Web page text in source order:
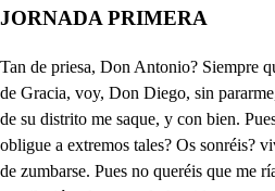
JORNADA PRIMERA
Tan de priesa, Don Antonio? Siempre que paso esta calle del Caballero de Gracia, voy, Don Diego, sin pararme, pidiéndole a Dios, que presto de su distrito me saque, y con bien. Pues qué hay en ella, que os obligue a extremos tales? Os sonréis? vive Cristo, que es buen medo de zumbarse. Pues no queréis que me ría, de que os tenga tan cobarde una ilusión, de que solo ha sido somento fácil una chanza? . Señor mío, esas chanzas, con su padre; que aunque yo a Don Juan de Espina, sabiendo la amistad, grande, que tenéis con él, ansioso de conocerle, y tratarle, d. . pedí, que me le mostraráis, no fue para que lograse burlarse de mí, ejerciendo sus buenas habilidades conmigo, con que ha seis que espiritado me trae: y así, cuando me es preciso por la puerta de la calle de su casa pasar, voy como en un Corpos, un Sastre. a quien esperan catence, y son las dos de la tarde. Por vida de la sarten, en que se guisó el potaje primero, que comió Adán, que es vergüenza confesarle miedo a esta porquerigüela: hay más que cis, zas, y darle, si prosigue, y dicho y hecho, gorí, gorí, y hiquí, naque? Oyes, no seas hablador. Había él de columpiarle con los del Andalucia mi patria, que en dos tumbantes de puñó, Dominus tecum, alesvya, y quintín pacís. Con efecto Don Antonio, vos tenéis respeto grande a Don Juan de Espina? . Amigo, si hemos de decir verdades, no es respeto, si no miedo, tamaño como un Gigante. Pues no sabéis que sus burlas son sin ofensa de nadie, que pudiéndose valer, para sus hechos, del Arte de la Magia, en que lograra sus fines particulares, jamás lo intentó, antes obra con rectitud tan notable, que para ninguna acción, que no sea muy julla hace demostración de las ciencias, que le adernan admirables? De quienes habiendo hecho, quien puede, ejecto examen, no han hallado, que se mazcle con el más leve carecter de inconveniente, y que solo por entretenerse, y darles que reír a sus amagos, obra sus curiosidades. Todo eso es así; mas sea curioso con quien gustare, como no sea conmigo. Lo mejor era cascarle, no lo digo? . Y qué diréis, sabiendo que la otra tarde, en casa de Laura bella, porque ella que le llevase me pidió, estuvo conmigo, y ya no saben hallarse sin él? . Diré, que el demonio os tienta con disparates, que os saldrán presto a la cara; y que un lindo medio hallasteis, para que yo a Serafina, ni la oiga, ni la hable. Por qué? . Porque es su vecina, y yo no quiero encontrarme con ese hombre aún en el Cielo, cuanto más en otra parte. Ya lo miraréis mejar: Más abajo, a tres portales, del Caballero de Gracia: Paisanos, mui buenas tardes. Guardeos Dios: extraña entrada! Soldadón extravagante! . Me sabréis decir adonde vive por estos parajes un grandísimo embustero: Él es, según las señales. Que llaman Don Juan de Espinas Antes que el sitio os declare; por qué le venís buscando por esas señas? . Se os hace mucho? pues sabed, que tengo un amigo mío en Flandes, que es el dueño de la casa, en que vive ese vergante: tiéneme dado el peder para cobrar, y enviarle los alquileres; y habiendo. cobrado la mayor parte, por un resto, con este hombre, ciertos dares, y tomares tuve, y desde el mismo día, habrendo vuelto a buscarle, se me ha ido con casa, y todo. 2. Qué decís? . Que estoy un áspid hecho con él, pues cien veces, que he venido a preguntarle por el dinero, no encuentro con la puerta de la calle; antes hallo diferentes, y exquisitas vecindades donde la casa caía: Tienda de acerte, y vinagre es una vez otra Imprenta, otra es Mesón de Estudiantes, Taberna, Pasteleria, Betica, Escuela: y no obstante, el otro día a una puerta, que me pareció la de antes, estuve dando aldabadas, y veo salir un Fraile, que me dice. Qué hay, hermano? qué necesidad le trae? llama para bien morir? Yo repáreme al instante, y me hallé en San Bernardino, tirando, dale, que dale, de una campaña, que yo vi, que era aldaba a dos haces, Enfadáronse, y me echaron, y me vine hecho un vinagre. Con que mi correspondiente, escribiéndome, que trate de darle este pliego, temo, que la casa se me escape, y pregunto, como sí yo donde cae ignorase. Qué os parece de este cuento? Que es una maldad, que trate así a quien cobra su hacienda, y que las celebridades echan a perder a este hombre. Chirlo es mí voto, y almagre: no saldré de esto. . Tened, la diligencia lograsteis, que Don Juan de Espina llega. Adiós. Qué hacéis? . Escaparme. No, que habéis de hablarle, y verle, Don Antonio, y abrazarle. Vive Cristo. Caballeros? Señor Don Juan? Dios os guarde. Cómo me libre de ti, contento estor. Qué hay, Compadre? Lo que usted quiere que aiga: este hombre quiere amistades . conmigo, y le tengo miedo, porque es hendiente, y rajante. Aunque vorhacia Palacio de priesa, a ver que me manda mi Mecenas, el Ilustre Conde Duque de Olivares, que me ha enviado a llamar, cuyas finezas notables. mi esclavitud eternizan, no es posible, no, pararme a hablaros: qué hay a estas horas en mis barrios, o qué os trae a su recinto . Pues vos, viéndome a vuestros umbrales, por entendido no os dais, será fuerza declararme: Sabéis, que sor el casero vuestro? . Pues lo niega alguien? Que me debéis añoy medio, que son novecientos reales? También lo sé. . Pues por qué andáis en estos visajes, haciéndome volver loco, sin que yo el dinero halle, ni a vos, que es lo peor, ni a la casa que alquilaste? Dadme el dinero, y la casa; y esto ha de ser al instante, que no quiero un inquilino, que no tan solo llevarse pueda sus trastos, si no es el cuarto por esos aires; y tomad allá